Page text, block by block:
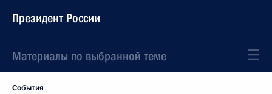
Президент России
Материалы по выбранной теме
События